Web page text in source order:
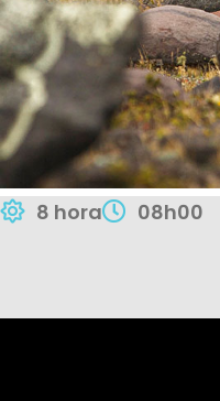
8 hora 08h00